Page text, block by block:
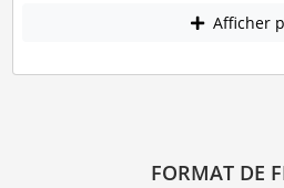
Afficher
FORMAT DE